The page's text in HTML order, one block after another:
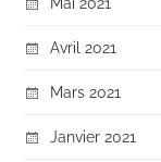
Avril 2021
Mars 2021
Janvier 2021